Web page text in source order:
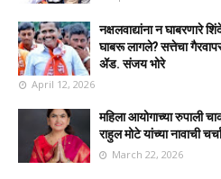
नक्षलवाद्यांना न घाबरणारे
घाबरू लागले? सत्तेचा
ॲड. संजय भोरे
April 12, 2026
महिला आयोगाच्या रुपाली
राहुल मोटे यांच्या नावाची चर्चा
March 22, 2026